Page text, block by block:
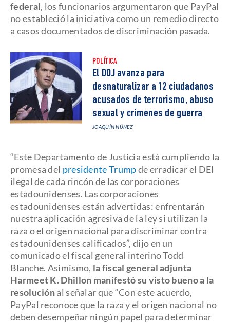
federal, los funcionarios argumentaron que PayPal
no estableció la iniciativa como un remedio directo
a casos documentados de discriminación pasada.
POLÍTICA
El DOJ avanza para
desnaturalizar a 12 ciudadanos
acusados de terrorismo, abuso
sexual y crímenes de guerra
JOAQUÍN NÚÑEZ
“Este Departamento de Justicia está cumpliendo la
promesa del presidente Trumpde erradicar el DEI
ilegal de cada rincón de las corporaciones
estadounidenses. Las corporaciones
estadounidenses están advertidas: enfrentarán
nuestra aplicación agresiva de la ley si utilizan la
raza o el origen nacional para discriminar contra
estadounidenses calificados”, dijo en un
comunicado el fiscal general interino Todd
Blanche. Asimismo, la fiscal general adjunta
Harmeet K. Dhillon manifestó su visto bueno a la
resoluciónal señalar que “Con este acuerdo,
PayPal reconoce que la raza y el origen nacional no
deben desempeñar ningún papel para determinar